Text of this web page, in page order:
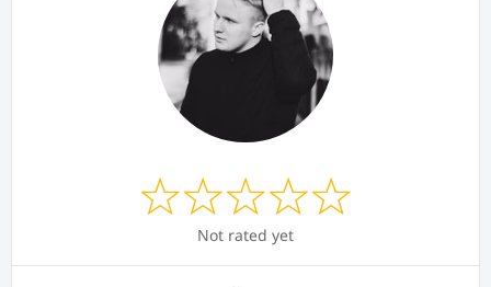
Not rated yet